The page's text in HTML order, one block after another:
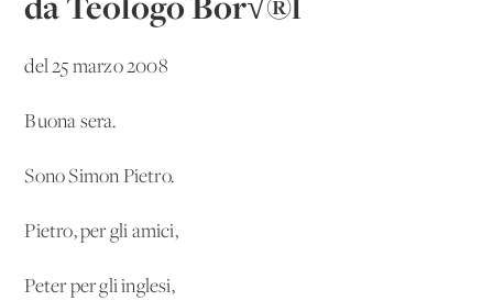
del 25 marzo 2008
Buona sera.
Sono Simon Pietro.
Pietro, per gli amici,
Peter per gli inglesi,